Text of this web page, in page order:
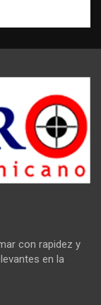
con rapidez y
en la